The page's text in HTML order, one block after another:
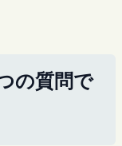
の質問で